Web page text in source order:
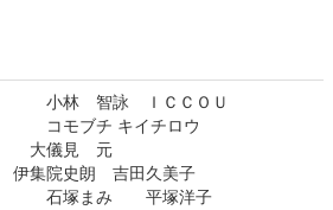
智詠 ＩＣＣＯＵ
ブチ キイチロウ
大儀見 元
集院史朗 吉田久美子
まみ 平塚洋子